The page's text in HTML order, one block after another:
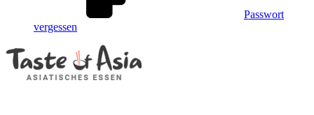
Passwort
vergessen